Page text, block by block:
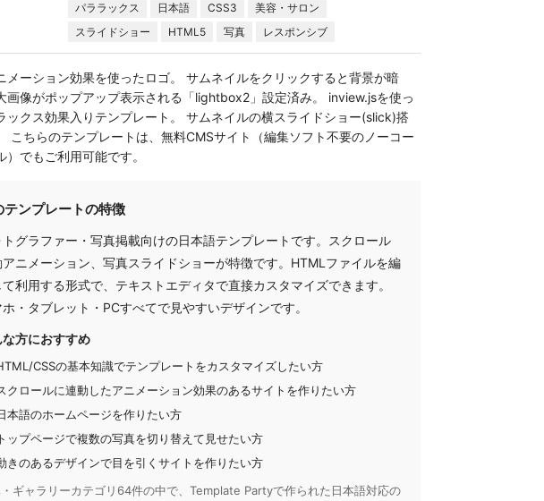
パララックス 日本語 CSS3
美容・サロン
スライドショー
HTML5 写真 レスポンシブ
メーション効果を使ったロゴ。 サムネイルをクリックすると背景が暗
画像がポップアップ表示される「lightbox2」設定済み。 inview.jsを使っ
ックス効果入りテンプレート。 サムネイルの横スライドショー(slick)搭
こちらのテンプレートは、無料CMSサイト（編集ソフト不要のノーコー
）でもご利用可能です。
テンプレートの特徴
トグラファー・写真掲載向けの日本語テンプレートです。スクロール
ニメーション、写真スライドショーが特徴です。HTMLファイルを編
利用する形式で、テキストエディタで直接カスタマイズできます。
ホ・タブレット・PCすべてで見やすいデザインです。
な方におすすめ
CSSの基本知識でテンプレートをカスタマイズしたい方
クロールに連動したアニメーション効果のあるサイトを作りたい方
本語のホームページを作りたい方
トップページで複数の写真を切り替えて見せたい方
きのあるデザインで目を引くサイトを作りたい方
ギャラリーカテゴリ64件の中で、Template Partyで作られた日本語対応の